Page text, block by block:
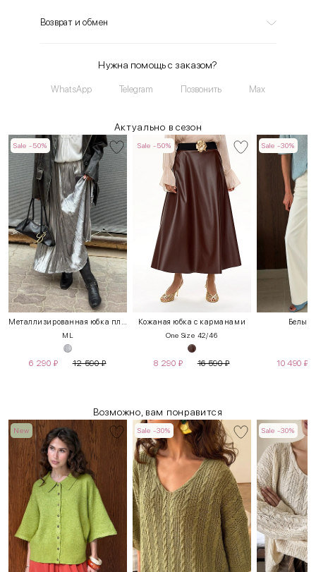
Возврат и обмен
Нужна помощь с заказом?
WhatsApp Telegram Позвонить Max
Актуально в сезон
Sale -50%
Металлизированная юбка плиссе
M L
6 290 ₽ 12 590₽
Sale -50%
Кожаная юбка с карманами
One Size 42/46
8 290 ₽ 16 590₽
Sale -30%
Белые
10 490 ₽
Возможно, вам понравится
New Sale -30% Sale -30%